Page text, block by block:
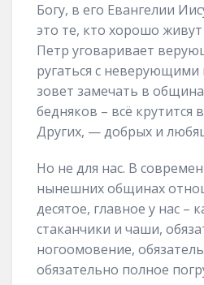
Богу, в его Евангелии
это те, кто хорошо живут
Петр уговаривает
ругаться с
зовет замечать в
бедняков – всё крутится
Других, — добрых и
Но не для нас. В
нынешних общинах
десятое, главное у нас –
стаканчики и чаши,
ногоомовение,
обязательно полное